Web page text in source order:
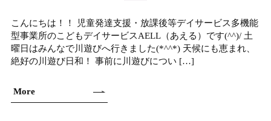
こんにちは！！ 児童発達支援・放課後等デイサービス多機能
型事業所のこどもデイサービスAELL（あえる）です(^^)/ 土
曜日はみんなで川遊びへ行きました(*^^*) 天候にも恵まれ、
絶好の川遊び日和！ 事前に川遊びについ […]
More